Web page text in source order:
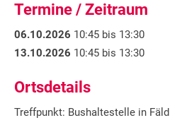
Termine / Zeitraum
06.10.2026 10:45 bis 13:30
13.10.2026 10:45 bis 13:30
Ortsdetails
Treffpunkt: Bushaltestelle in Fäld